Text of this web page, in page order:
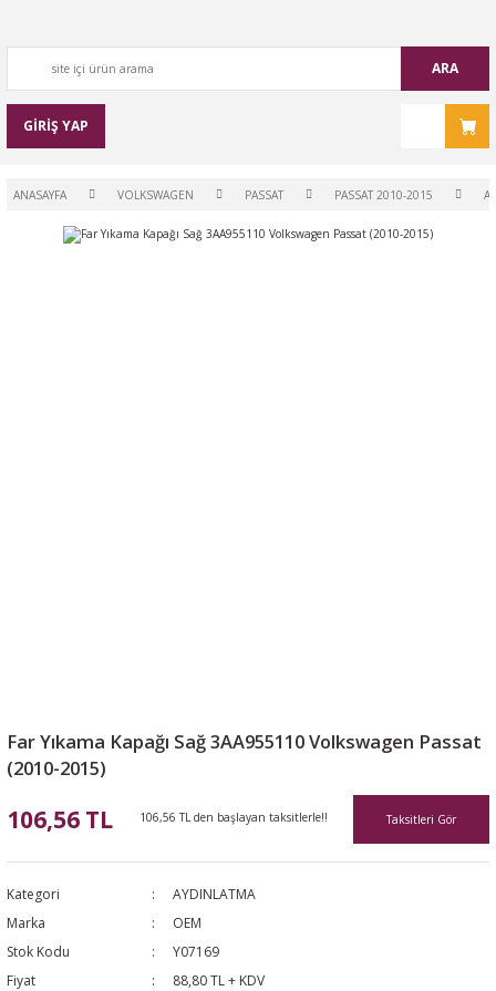
ARA
GİRİŞ YAP
ANASAYFA VOLKSWAGEN PASSAT PASSAT 2010-2015
Far Yıkama Kapağı Sağ 3AA955110 Volkswagen Passat
(2010-2015)
106,56 TL 106,56 TL den başlayan taksitlerle!! Taksitleri Gör
Kategori
AYDINLATMA
Marka
OEM
Stok Kodu
Y07169
Fiyat
88,80 TL + KDV